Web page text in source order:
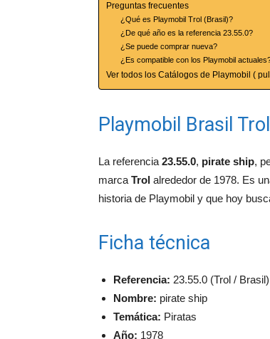
Preguntas frecuentes
¿Qué es Playmobil Trol (Brasil)?
¿De qué año es la referencia 23.55.0?
¿Se puede comprar nueva?
¿Es compatible con los Playmobil
Ver todos los Catálogos de Playmobil (
Playmobil Brasil
La referencia 23.55.0, pirate ship,
marca Trol alrededor de 1978. Es
historia de Playmobil y que hoy
Ficha técnica
Referencia: 23.55.0 (Trol / Brasil)
Nombre: pirate ship
Temática: Piratas
Año: 1978